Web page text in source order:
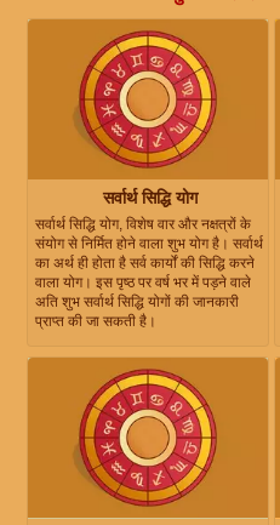
सर्वार्थ सिद्धि योग
सर्वार्थ सिद्धि योग, विशेष वार और नक्षत्रों के
संयोग से निर्मित होने वाला शुभ योग है। सर्वार्थ
का अर्थ ही होता है सर्व कार्यों की सिद्धि करने
वाला योग। इस पृष्ठ पर वर्ष भर में पड़ने वाले
अति शुभ सर्वार्थ सिद्धि योगों की जानकारी
प्राप्त की जा सकती है।